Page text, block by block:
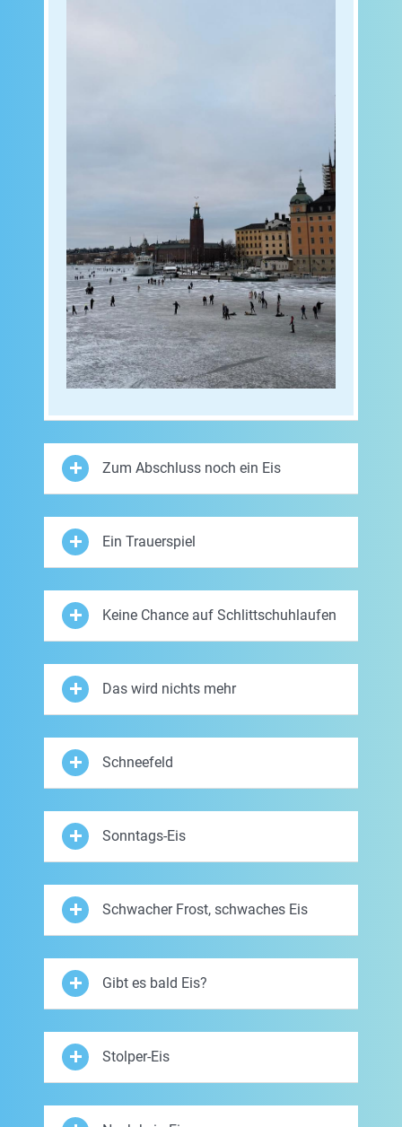
Zum Abschluss noch ein Eis
Ein Trauerspiel
Keine Chance auf Schlittschuhlaufen
Das wird nichts mehr
Schneefeld
Sonntags-Eis
Schwacher Frost, schwaches Eis
Gibt es bald Eis?
Stolper-Eis